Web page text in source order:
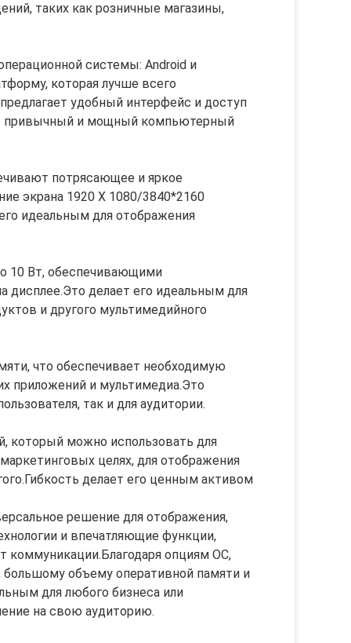
таких как розничные магазины,
системы: Android и
которая лучше всего
удобный интерфейс и доступ
привычный и мощный компьютерный
потрясающее и яркое
экрана 1920 X 1080/3840*2160
идеальным для отображения
10 Вт, обеспечивающими
делает его идеальным для
и другого мультимедийного
что обеспечивает необходимую
приложений и мультимедиа.Это
так и для аудитории.
который можно использовать для
целях, для отображения
делает его ценным активом
решение для отображения,
и впечатляющие функции,
коммуникации.Благодаря опциям ОС,
объему оперативной памяти и
для любого бизнеса или
на свою аудиторию.